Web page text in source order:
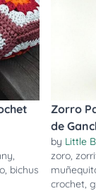
,
, bichus
Zorro
de
by Little
zoro,
crochet,